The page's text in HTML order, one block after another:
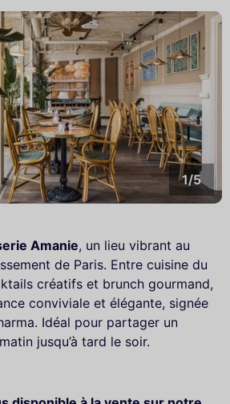
1/5
Amanie, un lieu vibrant au
de Paris. Entre cuisine du
créatifs et brunch gourmand,
conviviale et élégante, signée
Idéal pour partager un
jusqu’à tard le soir.